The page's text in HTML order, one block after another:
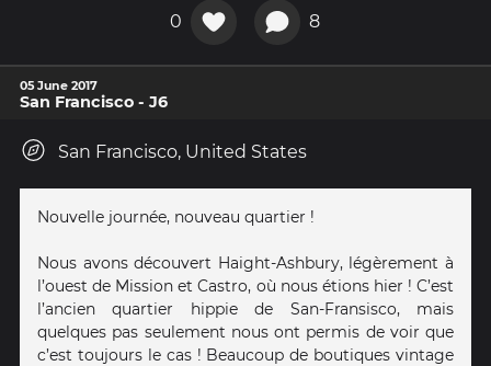
0 8
05 June 2017
San Francisco - J6
San Francisco, United States
Nouvelle journée, nouveau quartier !
Nous avons découvert Haight-Ashbury, légèrement à
l’ouest de Mission et Castro, où nous étions hier ! C’est
l’ancien quartier hippie de San-Fransisco, mais
quelques pas seulement nous ont permis de voir que
c’est toujours le cas ! Beaucoup de boutiques vintage